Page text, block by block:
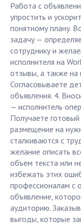
Работа с
упростить и
понятному плану.
задачу —
сотруднику и
исполнителя на
отзывы, а также на
Согласовываете
объявления. 4.
— исполнитель
Получаете
размещение на
сталкиваются с
желание описать
объем текста или
избежать этих
профессионалам с
объявление,
аудиторию.
выгоды, которые